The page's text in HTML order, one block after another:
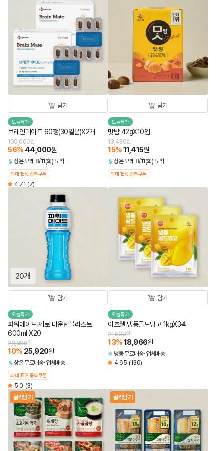
담기
오늘특가
브레인메이트 60정(30일분)X2개
100,000원
56% 44,000원
상온모레 8/11(화) 도착
최대 15% 중복쿠폰
4.71 (7)
담기
오늘특가
맛밤 42gX10입
13,430원
15%11,415원
상온모레 8/11(화) 도착
최대 15% 중복쿠폰
담기
오늘특가
파워에이드 제로 마운틴블라스트
600ml X20
28,800원
10% 25,920원
상온무료배송 업체배송
최대 15% 중복쿠폰
5.0 (3)
담기
오늘특가
이츠웰 냉동골드망고 1kgX3팩
21,800원
13%18,966원
냉동무료배송 업체배송
4.65 (130)
골라담기 골라담기